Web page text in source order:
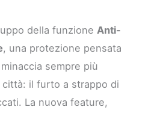
della funzione Anti-
, una protezione pensata
sempre più
il furto a strappo di
La nuova feature,